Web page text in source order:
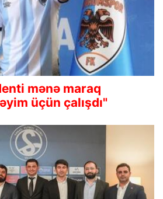
mənə maraq
üçün çalışdı"